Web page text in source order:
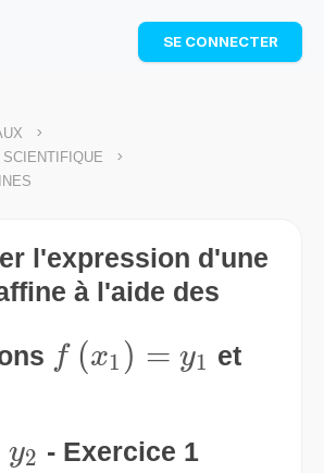
offert
: révise les maths cet
PDF gratuit et progresse avec des
SE CONNECTER
>
>
l'expression d'une
à l'aide des
f (x1 ) = y1 et
y2 - Exercice 1